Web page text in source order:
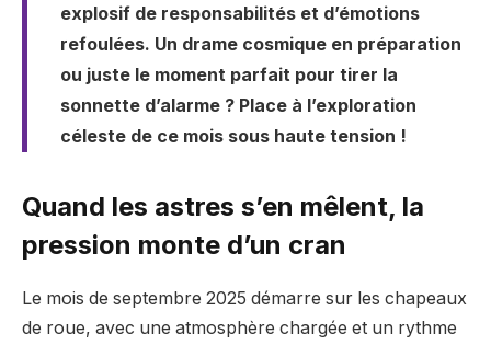
explosif de responsabilités et d’émotions
refoulées. Un drame cosmique en préparation
ou juste le moment parfait pour tirer la
sonnette d’alarme ? Place à l’exploration
céleste de ce mois sous haute tension !
Quand les astres s’en mêlent, la
pression monte d’un cran
Le mois de septembre 2025 démarre sur les chapeaux
de roue, avec une atmosphère chargée et un rythme